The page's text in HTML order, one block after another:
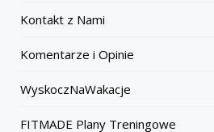
Kontakt z Nami
Komentarze i Opinie
WyskoczNaWakacje
FITMADE Plany Treningowe